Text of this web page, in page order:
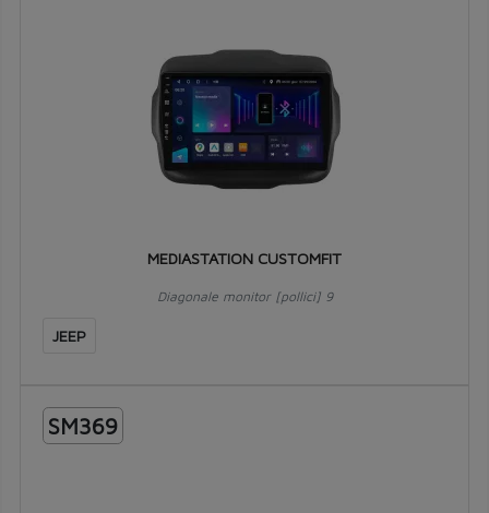
MEDIASTATION CUSTOMFIT
Diagonale monitor [pollici] 9
JEEP
SM369